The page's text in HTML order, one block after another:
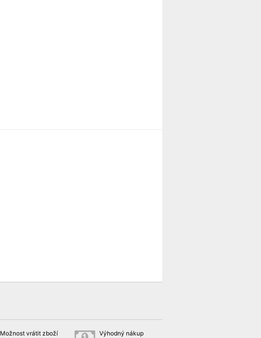
Možnost vrátit zboží
Výhodný nákup